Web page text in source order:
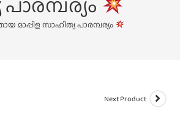
മാപ്പിള സാഹിത്യ പാരമ്പര്യം
Next Product